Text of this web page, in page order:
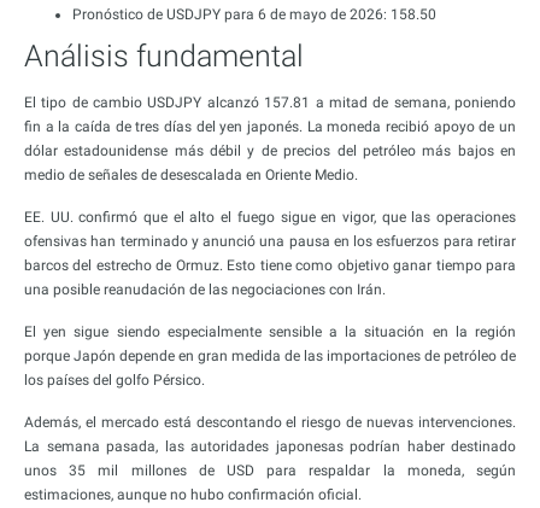
Pronóstico de USDJPY para 6 de mayo de 2026: 158.50
Análisis fundamental
El tipo de cambio USDJPY alcanzó 157.81 a mitad de semana, poniendo
fin a la caída de tres días del yen japonés. La moneda recibió apoyo de un
dólar estadounidense más débil y de precios del petróleo más bajos en
medio de señales de desescalada en Oriente Medio.
EE. UU. confirmó que el alto el fuego sigue en vigor, que las operaciones
ofensivas han terminado y anunció una pausa en los esfuerzos para retirar
barcos del estrecho de Ormuz. Esto tiene como objetivo ganar tiempo para
una posible reanudación de las negociaciones con Irán.
El yen sigue siendo especialmente sensible a la situación en la región
porque Japón depende en gran medida de las importaciones de petróleo de
los países del golfo Pérsico.
Además, el mercado está descontando el riesgo de nuevas intervenciones.
La semana pasada, las autoridades japonesas podrían haber destinado
unos 35 mil millones de USD para respaldar la moneda, según
estimaciones, aunque no hubo confirmación oficial.